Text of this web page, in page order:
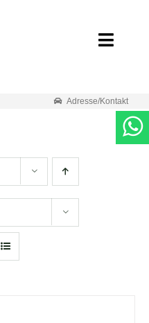
Toggle
Adresse/Kontakt